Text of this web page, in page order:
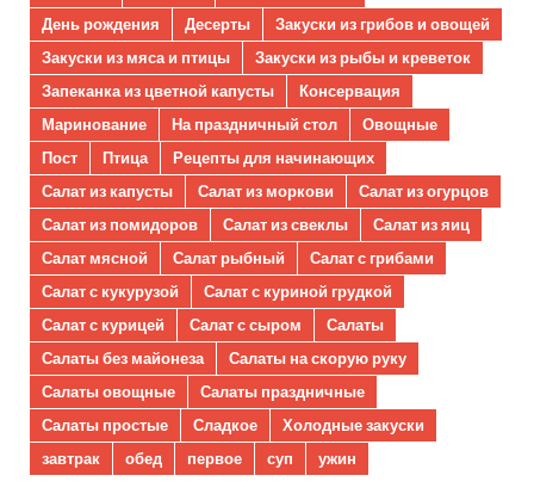
День рождения
Десерты
Закуски из грибов и овощей
Закуски из мяса и птицы
Закуски из рыбы и креветок
Запеканка из цветной капусты
Консервация
Маринование
На праздничный стол
Овощные
Пост
Птица
Рецепты для начинающих
Салат из капусты
Салат из моркови
Салат из огурцов
Салат из помидоров
Салат из свеклы
Салат из яиц
Салат мясной
Салат рыбный
Салат с грибами
Салат с кукурузой
Салат с куриной грудкой
Салат с курицей
Салат с сыром
Салаты
Салаты без майонеза
Салаты на скорую руку
Салаты овощные
Салаты праздничные
Салаты простые
Сладкое
Холодные закуски
завтрак
обед первое суп ужин